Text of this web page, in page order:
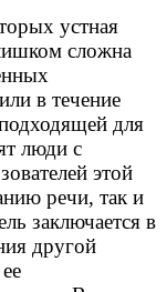
устная
сложна
в течение
для
люди с
этой
речи, так и
заключается в
другой